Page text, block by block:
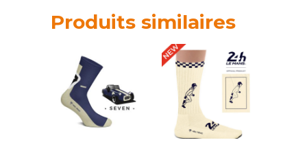
Produits similaires